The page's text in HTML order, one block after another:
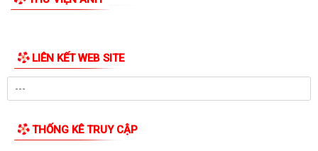
Thông báo số 1298/TB-UBND ngày 31/7/2026 về việc công bố kế
hoạch, danh mục khu đất thực hiện đấu...
Thông báo số 1298/TB-UBND ngày 31/7/2026 của UBND phường về
LIÊN KẾT WEB SITE
THỐNG KÊ TRUY CẬP